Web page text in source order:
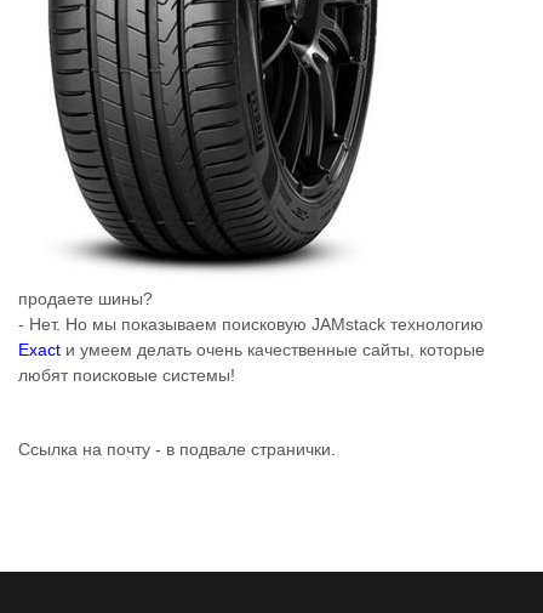
продаете шины?
- Нет. Но мы показываем поисковую JAMstack технологию
Exact и умеем делать очень качественные сайты, которые
любят поисковые системы!
Ссылка на почту - в подвале странички.